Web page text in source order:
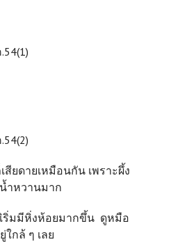
ยดายเหมือนกัน เพราะผึ้ง
ำหวานมาก
ริ่มมีหิ่งห้อยมากขึ้น ดูหมือ
กล้ ๆ เลย